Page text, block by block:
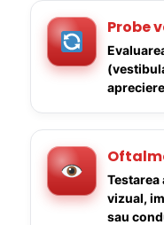
Probe
vizual,
sau